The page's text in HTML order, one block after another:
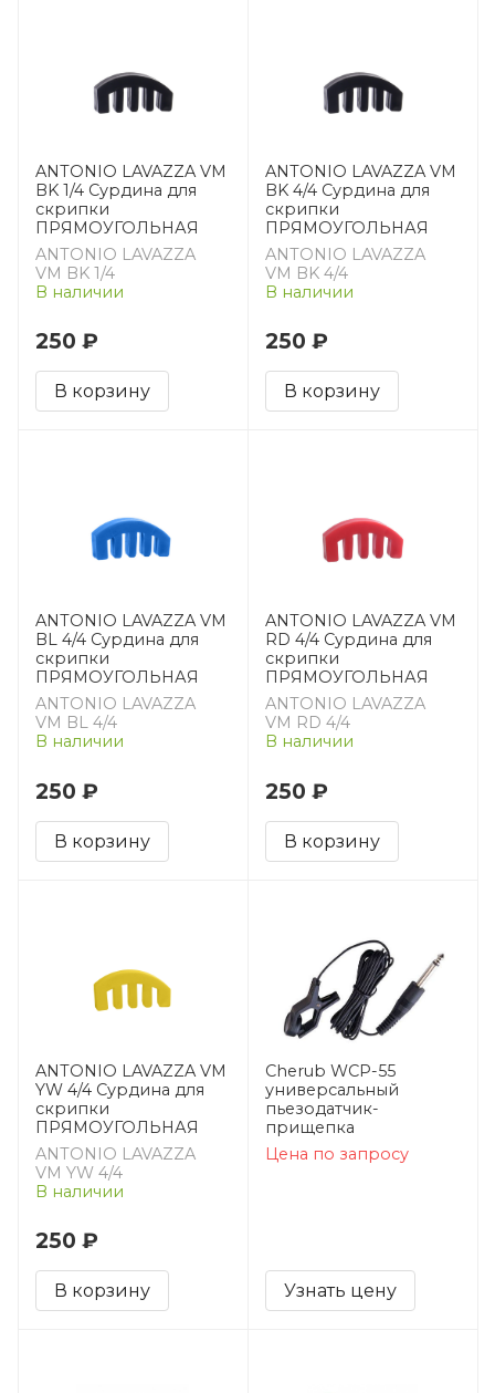
ANTONIO LAVAZZA VM
BK 1/4 Сурдина для
скрипки
ПРЯМОУГОЛЬНАЯ
ANTONIO LAVAZZA
VM BK 1/4
В наличии
250 ₽
В корзину
ANTONIO LAVAZZA VM
BK 4/4 Сурдина для
скрипки
ПРЯМОУГОЛЬНАЯ
ANTONIO LAVAZZA
VM BK 4/4
В наличии
250 ₽
В корзину
ANTONIO LAVAZZA VM
BL 4/4 Сурдина для
скрипки
ПРЯМОУГОЛЬНАЯ
ANTONIO LAVAZZA
VM BL 4/4
В наличии
250 ₽
В корзину
ANTONIO LAVAZZA VM
RD 4/4 Сурдина для
скрипки
ПРЯМОУГОЛЬНАЯ
ANTONIO LAVAZZA
VM RD 4/4
В наличии
250 ₽
В корзину
ANTONIO LAVAZZA VM
YW 4/4 Сурдина для
скрипки
ПРЯМОУГОЛЬНАЯ
ANTONIO LAVAZZA
VM YW 4/4
В наличии
250 ₽
В корзину
Cherub WCP-55
универсальный
пьезодатчик-
прищепка
Цена по запросу
Узнать цену